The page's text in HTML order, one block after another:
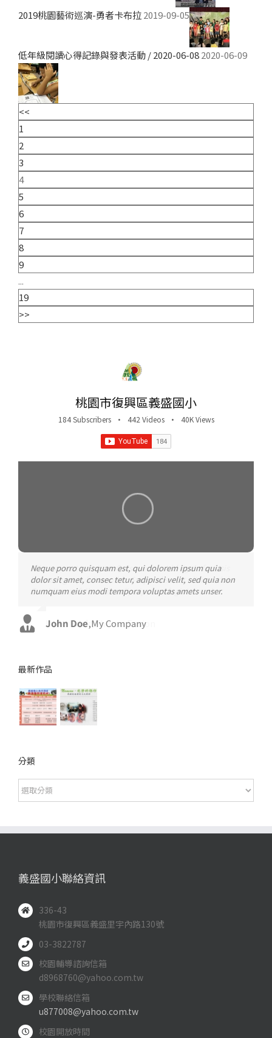
2019桃園藝術巡演-勇者卡布拉2019-09-05
低年級閱讀心得記錄與發表活動 / 2020-06-082020-06-09
<<
1
2
3
4
5
6
7
8
9
...
19
>>
桃園市復興區義盛國小
184 Subscribers • 442 Videos • 40K Views
Neque porro quisquam est, qui dolorem ipsum quia
dolor sit amet, consec tetur, adipisci velit, sed quia non
numquam eius modi tempora voluptas amets unser.
John Doe,My Company
Aliquam erat volutpat. Quisque at est id ligula facilisis
laoreet eget pulvinar nibh. Suspendisse at ultrices dui.
Curabitur ac felis arcu sadips ipsums fugiats nemis.
Luke Beck,Theme Fusion
最新作品
分類
分
類
義盛國小聯絡資訊
336-43
桃園市復興區義盛里宇內路130號
03-3822787
校園輔導諮詢信箱
d8968760@yahoo.com.tw
學校聯絡信箱
u877008@yahoo.com.tw
校園開放時間